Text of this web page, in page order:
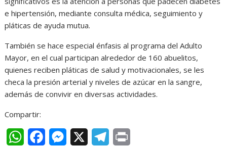
e hipertensión, mediante consulta médica, seguimiento y
pláticas de ayuda mutua.
También se hace especial énfasis al programa del Adulto
Mayor, en el cual participan alrededor de 160 abuelitos,
quienes reciben pláticas de salud y motivacionales, se les
checa la presión arterial y niveles de azúcar en la sangre,
además de convivir en diversas actividades.
Compartir:
W
M